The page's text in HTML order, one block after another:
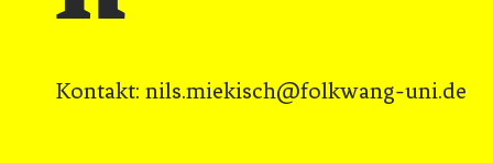
Kontakt: nils.miekisch@folkwang-uni.de